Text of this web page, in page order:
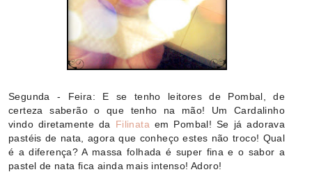
Segunda - Feira: E se tenho leitores de Pombal, de
certeza saberão o que tenho na mão! Um Cardalinho
vindo diretamente da Filinata em Pombal! Se já adorava
pastéis de nata, agora que conheço estes não troco! Qual
é a diferença? A massa folhada é super fina e o sabor a
pastel de nata fica ainda mais intenso! Adoro!